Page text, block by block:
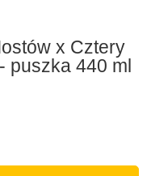
x Cztery
puszka 440 ml